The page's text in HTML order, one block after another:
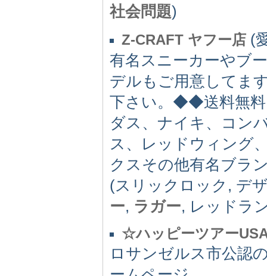
社会問題)
Z-CRAFT ヤフー店 (
有名スニーカーやブ
デルもご用意してま
下さい。◆◆送料無
ダス、ナイキ、コン
ス、レッドウィング
クスその他有名ブラ
(スリックロック, デ
ー, ラガー, レッドラ
☆ハッピーツアー
ロサンゼルス市公認